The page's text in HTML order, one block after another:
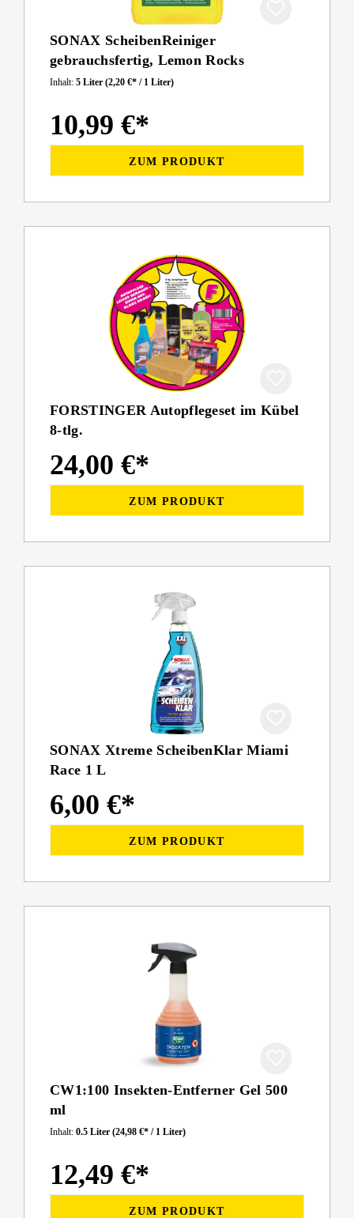
SONAX ScheibenReiniger
gebrauchsfertig, Lemon Rocks
Inhalt: 5 Liter (2,20 €* / 1 Liter)
10,99 €*
ZUM PRODUKT
FORSTINGER Autopflegeset im Kübel
8-tlg.
24,00 €*
ZUM PRODUKT
SONAX Xtreme ScheibenKlar Miami
Race 1 L
6,00 €*
ZUM PRODUKT
CW1:100 Insekten-Entferner Gel 500
ml
Inhalt: 0.5 Liter (24,98 €* / 1 Liter)
12,49 €*
ZUM PRODUKT